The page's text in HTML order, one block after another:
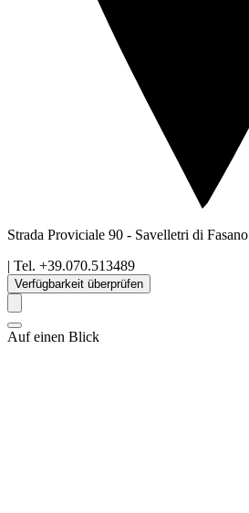
Strada Proviciale 90 - Savelletri di Fasano
| Tel. +39.070.513489
Verfügbarkeit überprüfen
Auf einen Blick